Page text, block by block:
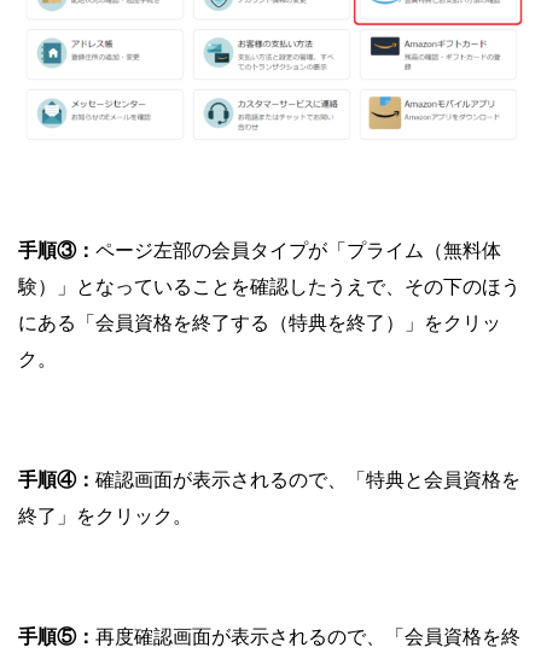
手順③： ページ左部の会員タイプが「プライム（無料体
験）」となっていることを確認したうえで、その下のほう
にある「会員資格を終了する（特典を終了）」をクリッ
ク。
手順④： 確認画面が表示されるので、「特典と会員資格を
終了」をクリック。
手順⑤： 再度確認画面が表示されるので、「会員資格を終